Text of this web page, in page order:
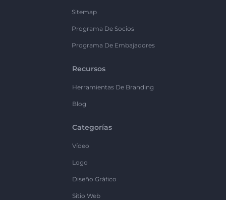
Sitemap
Programa De Socios
Programa De Embajadores
Recursos
Herramientas De Branding
Blog
Categorías
Vídeo
Logo
Diseño Gráfico
Sitio Web